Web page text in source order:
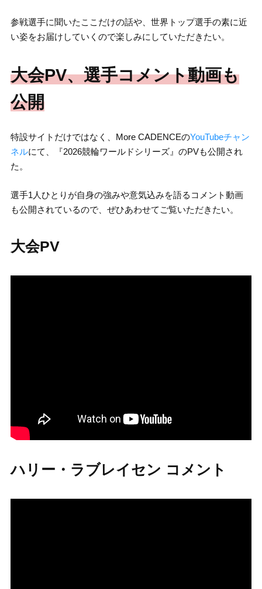
参戦選手に聞いたここだけの話や、世界トップ選手の素に近
い姿をお届けしていくので楽しみにしていただきたい。
大会PV、選手コメント動画も
公開
特設サイトだけではなく、More CADENCEのYouTubeチャン
ネルにて、『2026競輪ワールドシリーズ』のPVも公開され
た。
選手1人ひとりが自身の強みや意気込みを語るコメント動画
も公開されているので、ぜひあわせてご覧いただきたい。
大会PV
ハリー・ラブレイセン コメント